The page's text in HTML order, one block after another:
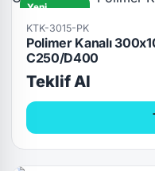
Yeni
C250/D400
KTK-3015-PK
Polimer Kanalı
C250/D400
Teklif Al